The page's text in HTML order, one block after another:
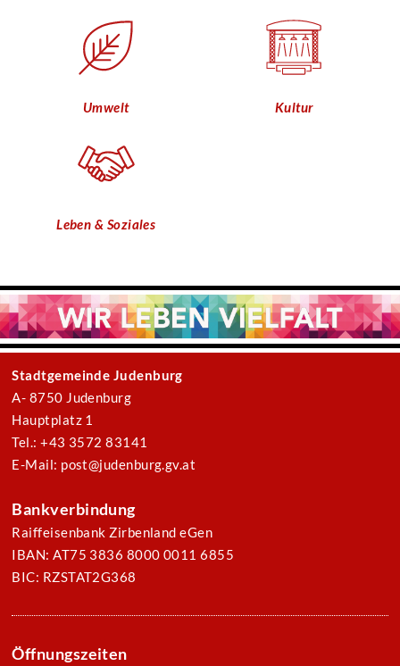
Umwelt Kultur
Leben & Soziales
Stadtgemeinde Judenburg
A- 8750 Judenburg
Hauptplatz 1
Tel.: +43 3572 83141
E-Mail: post@judenburg.gv.at
Bankverbindung
Raiffeisenbank Zirbenland eGen
IBAN: AT75 3836 8000 0011 6855
BIC: RZSTAT2G368
Öffnungszeiten